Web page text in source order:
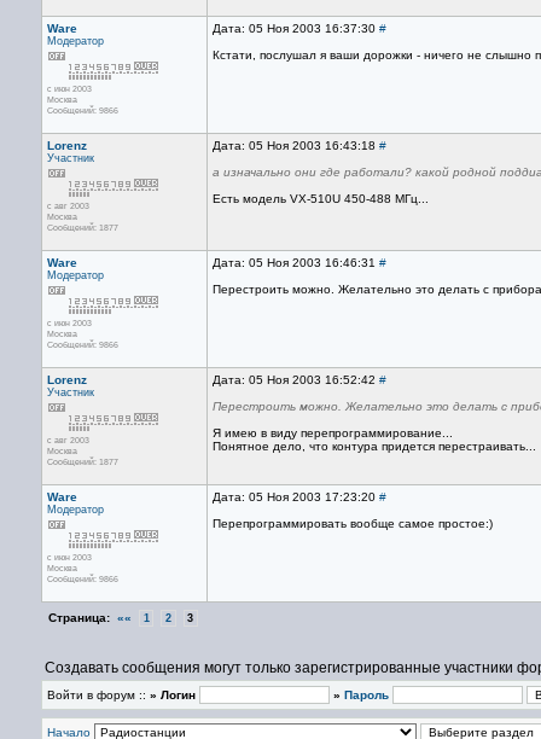
Ware
Модератор
с июн 2003
Москва
Сообщений: 9866
Дата: 05 Ноя 2003 16:37:30 #
Кстати, послушал я ваши дорожки - ничего не слышно
Lorenz
Участник
с авг 2003
Москва
Сообщений: 1877
Дата: 05 Ноя 2003 16:43:18 #
а изначально они где работали? какой родной
Есть модель VX-510U 450-488 МГц...
Ware
Модератор
с июн 2003
Москва
Сообщений: 9866
Дата: 05 Ноя 2003 16:46:31 #
Перестроить можно. Желательно это делать с
Lorenz
Участник
с авг 2003
Москва
Сообщений: 1877
Дата: 05 Ноя 2003 16:52:42 #
Перестроить можно. Желательно это делать с
Я имею в виду перепрограммирование...
Понятное дело, что контура придется перестраивать...
Ware
Модератор
с июн 2003
Москва
Сообщений: 9866
Дата: 05 Ноя 2003 17:23:20 #
Перепрограммировать вообще самое простое:)
Страница: «« 1 2 3
Создавать сообщения могут только зарегистрированные участники
Войти в форум :: » Логин » Пароль
Начало